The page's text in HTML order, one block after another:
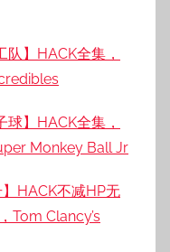
】HACK全集，
】HACK全集，
Monkey Ball Jr
HACK不减HP无
Tom Clancy’s